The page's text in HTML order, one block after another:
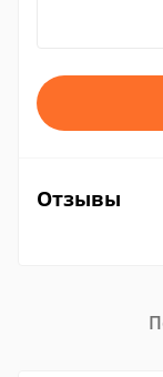
Отзывы